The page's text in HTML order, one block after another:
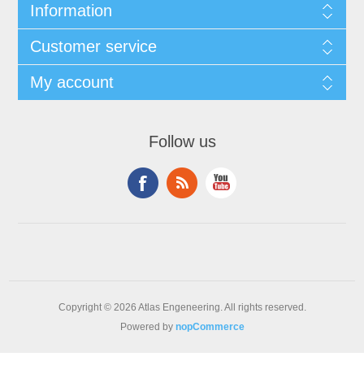
Information
Customer service
My account
Follow us
Copyright © 2026 Atlas Engeneering. All rights reserved.
Powered by nopCommerce